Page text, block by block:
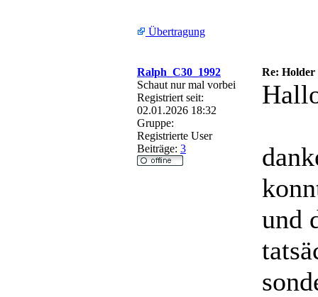
Übertragung
Ralph_C30_1992
Re: Holder
Schaut nur mal vorbei
Registriert seit:
02.01.2026 18:32
Gruppe:
Registrierte User
Beiträge: 3
und